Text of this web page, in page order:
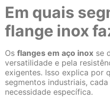
Em quais
flange inox
Os flanges em aço inox se
versatilidade e pela
exigentes. Isso explica por
segmentos industriais,
necessidade específica.